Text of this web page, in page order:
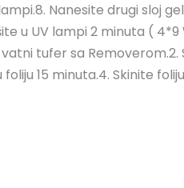
Nanesite drugi sloj
u UV lampi 2 minuta ( 4*9
tufer sa Removerom.2.
15 minuta.4. Skinite